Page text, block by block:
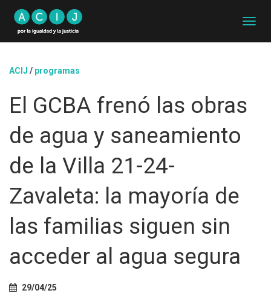
A
ACIJ / programas
El GCBA frenó las obras
de agua y saneamiento
de la Villa 21-24-
Zavaleta: la mayoría de
las familias siguen sin
acceder al agua segura
29/04/25